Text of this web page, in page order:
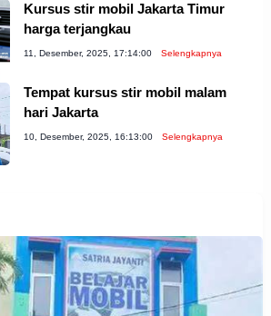
Kursus stir mobil Jakarta Timur
harga terjangkau
11, Desember, 2025, 17:14:00 Selengkapnya
Tempat kursus stir mobil malam
hari Jakarta
10, Desember, 2025, 16:13:00 Selengkapnya